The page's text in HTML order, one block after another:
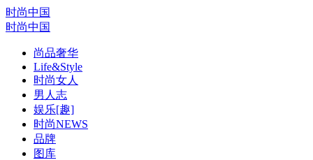
时尚中国
时尚中国
尚品奢华
Life&Style
时尚女人
男人志
娱乐[趣]
时尚NEWS
品牌
图库